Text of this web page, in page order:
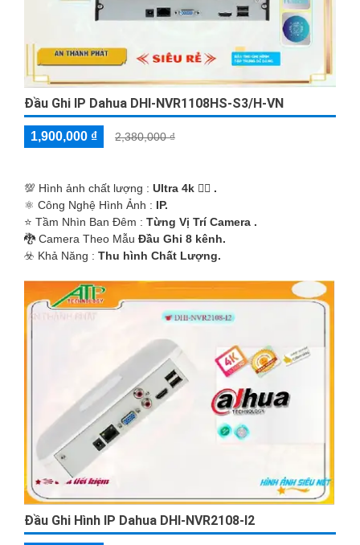
Đầu Ghi IP Dahua DHI-NVR1108HS-S3/H-VN
1,900,000 ₫ 2,380,000 ₫
💯 Hình ảnh chất lượng : Ultra 4k 👍🏾 .
⚛️ Công Nghệ Hình Ảnh : IP.
⭐ Tầm Nhìn Ban Đêm : Từng Vị Trí Camera .
🐉️ Camera Theo Mẫu Đầu Ghi 8 kênh.
️☣️ Khả Năng : Thu hình Chất Lượng.
Đầu Ghi Hình IP Dahua DHI-NVR2108-I2